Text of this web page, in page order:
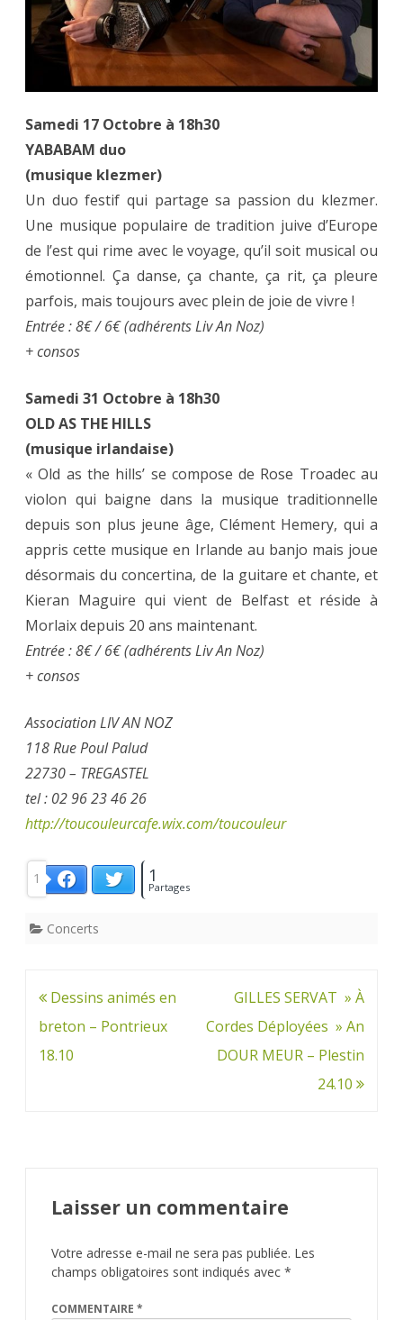
Samedi 17 Octobre à 18h30
YABABAM duo
(musique klezmer)
Un duo festif qui partage sa passion du klezmer.
Une musique populaire de tradition juive d’Europe
de l’est qui rime avec le voyage, qu’il soit musical ou
émotionnel. Ça danse, ça chante, ça rit, ça pleure
parfois, mais toujours avec plein de joie de vivre !
Entrée : 8€ / 6€ (adhérents Liv An Noz)
+ consos
Samedi 31 Octobre à 18h30
OLD AS THE HILLS
(musique irlandaise)
« Old as the hills’ se compose de Rose Troadec au
violon qui baigne dans la musique traditionnelle
depuis son plus jeune âge, Clément Hemery, qui a
appris cette musique en Irlande au banjo mais joue
désormais du concertina, de la guitare et chante, et
Kieran Maguire qui vient de Belfast et réside à
Morlaix depuis 20 ans maintenant.
​Entrée : 8€ / 6€ (adhérents Liv An Noz)
+ consos
Association LIV AN NOZ
118 Rue Poul Palud
22730 – TREGASTEL
tel : 02 96 23 46 26
http://toucouleurcafe.wix.com/toucouleur
1 Facebook TwitterPartages
1
Concerts
Navigation
de
l’article
Dessins animés en
breton – Pontrieux
18.10
GILLES SERVAT » À
Cordes Déployées » An
DOUR MEUR – Plestin
24.10
Laisser un commentaire
Votre adresse e-mail ne sera pas publiée. Les
champs obligatoires sont indiqués avec *
COMMENTAIRE *